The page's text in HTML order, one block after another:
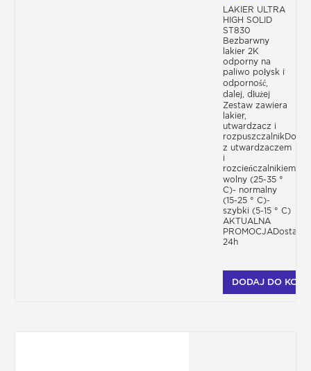
LAKIER ULTRA
HIGH SOLID
ST830
Bezbarwny
lakier 2K
odporny na
paliwo połysk i
odporność,
dalej, dłużej
Zestaw zawiera
lakier,
utwardzacz i
z utwardzaczem
i
rozcieńczalnikiem-
wolny (25-35 °
C)- normalny
(15-25 ° C)-
szybki (5-15 ° C)
AKTUALNA
PROMOCJADostawa
24h
DODAJ DO